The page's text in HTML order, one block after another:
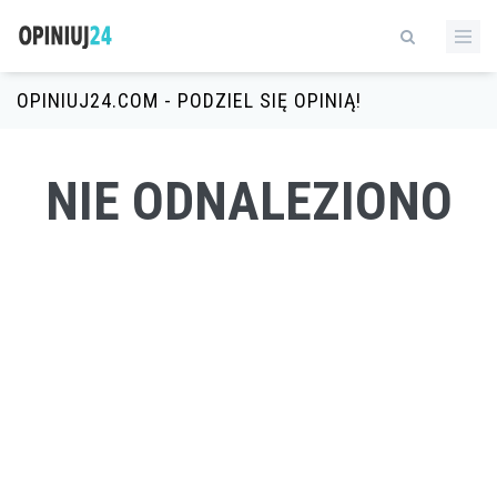
OPINIUJ24.COM - PODZIEL SIĘ OPINIĄ!
NIE ODNALEZIONO